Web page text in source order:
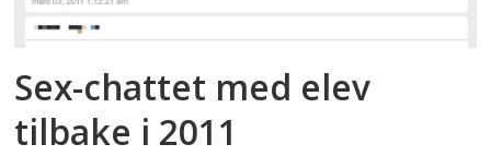
Sex-chattet med elev
tilbake i 2011